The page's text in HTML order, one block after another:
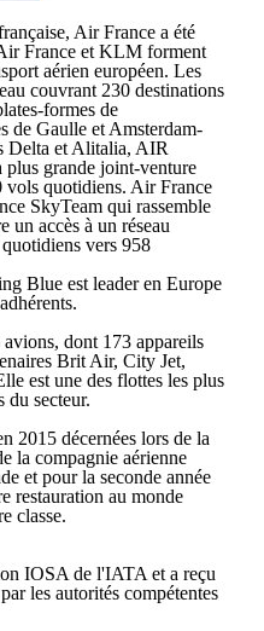
Air France a été
France et KLM forment
aérien européen. Les
couvrant 230 destinations
formes de
de Gaulle et Amsterdam-
Delta et Alitalia, AIR
grande joint-venture
vols quotidiens. Air France
SkyTeam qui rassemble
un accès à un réseau
vers 958
Blue est leader en Europe
dont 173 appareils
Brit Air, City Jet,
est une des flottes les plus
du secteur.
2015 décernées lors de la
la compagnie aérienne
et pour la seconde année
restauration au monde
classe.
IOSA de l'IATA et a reçu
les autorités compétentes